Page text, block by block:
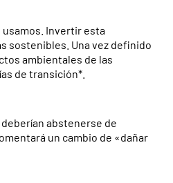
usamos. Invertir esta
sostenibles. Una vez definido
ambientales de las
de transición*.
abstenerse de
un cambio de «dañar